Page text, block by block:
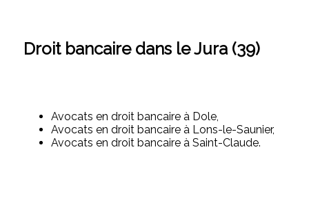
Droit bancaire dans le Jura (39)
Avocats en droit bancaire à Dole,
Avocats en droit bancaire à Lons-le-Saunier,
Avocats en droit bancaire à Saint-Claude.